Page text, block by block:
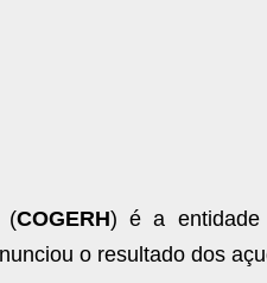
(COGERH) é a entidade
o resultado dos